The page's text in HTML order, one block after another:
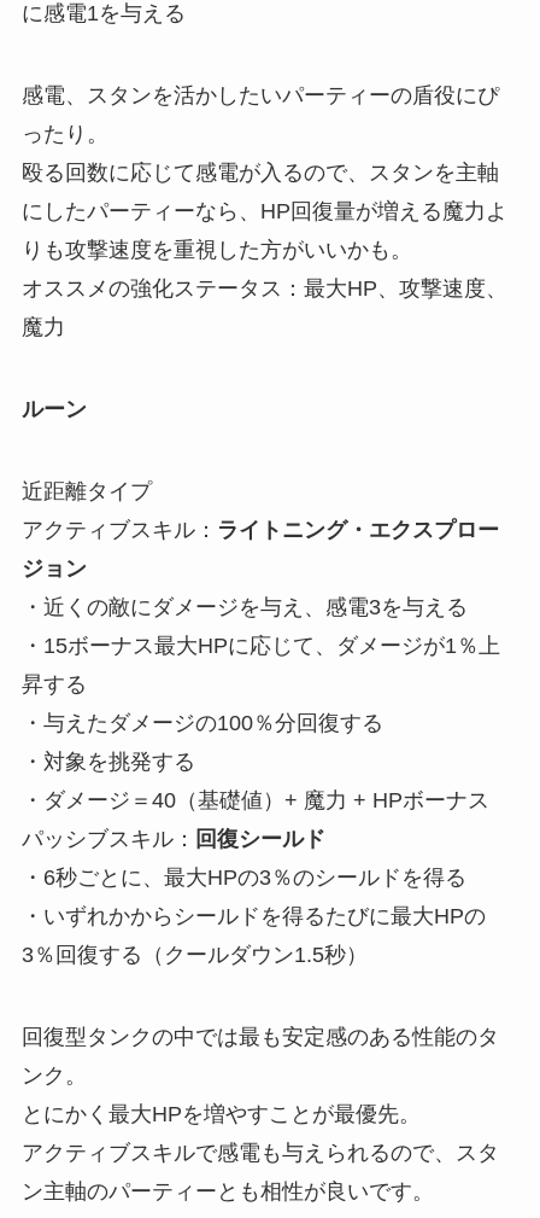
に感電1を与える
感電、スタンを活かしたいパーティーの盾役にぴ
ったり。
殴る回数に応じて感電が入るので、スタンを主軸
にしたパーティーなら、HP回復量が増える魔力よ
りも攻撃速度を重視した方がいいかも。
オススメの強化ステータス：最大HP、攻撃速度、
魔力
ルーン
近距離タイプ
アクティブスキル： ライトニング・エクスプロー
ジョン
・近くの敵にダメージを与え、感電3を与える
・15ボーナス最大HPに応じて、ダメージが1％上
昇する
・与えたダメージの100％分回復する
・対象を挑発する
・ダメージ＝40（基礎値）+ 魔力 + HPボーナス
パッシブスキル： 回復シールド
・6秒ごとに、最大HPの3％のシールドを得る
・いずれかからシールドを得るたびに最大HPの
3％回復する（クールダウン1.5秒）
回復型タンクの中では最も安定感のある性能のタ
ンク。
とにかく最大HPを増やすことが最優先。
アクティブスキルで感電も与えられるので、スタ
ン主軸のパーティーとも相性が良いです。